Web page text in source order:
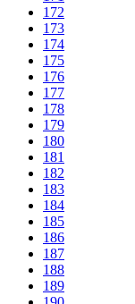
172
173
174
175
176
177
178
179
180
181
182
183
184
185
186
187
188
189